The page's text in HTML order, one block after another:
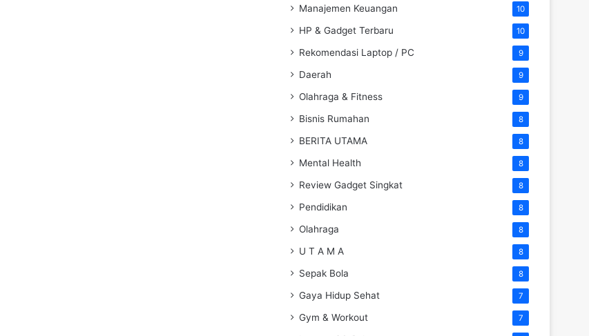
Manajemen Keuangan 10
HP & Gadget Terbaru 10
Rekomendasi Laptop / PC 9
Daerah 9
Olahraga & Fitness 9
Bisnis Rumahan 8
BERITA UTAMA 8
Mental Health 8
Review Gadget Singkat 8
Pendidikan 8
Olahraga 8
U T A M A 8
Sepak Bola 8
Gaya Hidup Sehat 7
Gym & Workout 7